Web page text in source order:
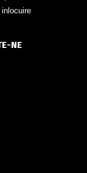
inlocuire
NE